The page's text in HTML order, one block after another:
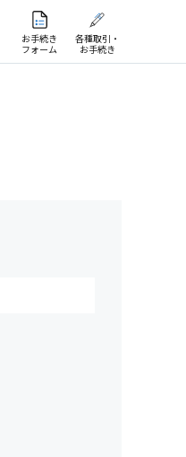
お手続き
フォーム
各種取引・
お手続き